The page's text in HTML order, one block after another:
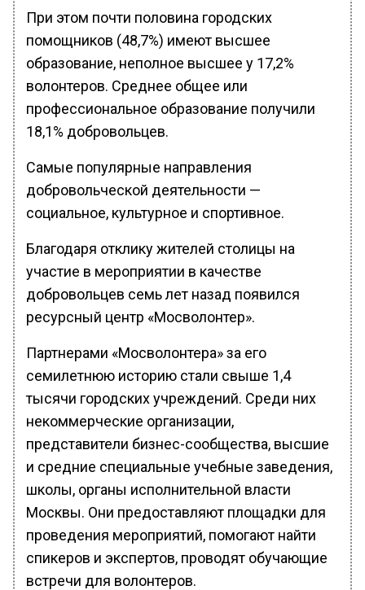
При этом почти половина городских
помощников (48,7%) имеют высшее
образование, неполное высшее у 17,2%
волонтеров. Среднее общее или
профессиональное образование получили
18,1% добровольцев.
Самые популярные направления
добровольческой деятельности —
социальное, культурное и спортивное.
Благодаря отклику жителей столицы на
участие в мероприятии в качестве
добровольцев семь лет назад появился
ресурсный центр «Мосволонтер».
Партнерами «Мосволонтера» за его
семилетнюю историю стали свыше 1,4
тысячи городских учреждений. Среди них
некоммерческие организации,
представители бизнес-сообщества, высшие
и средние специальные учебные заведения,
школы, органы исполнительной власти
Москвы. Они предоставляют площадки для
проведения мероприятий, помогают найти
спикеров и экспертов, проводят обучающие
встречи для волонтеров.